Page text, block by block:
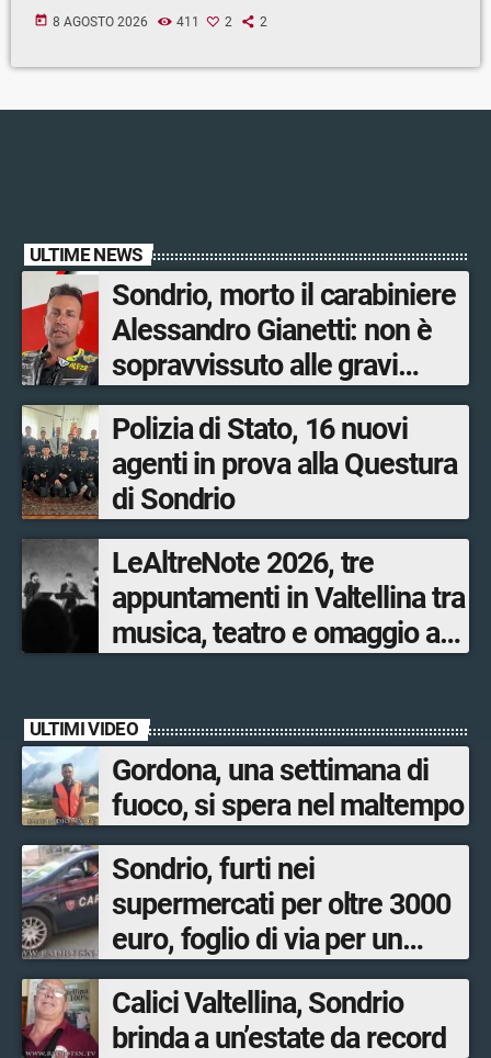
today 8 AGOSTO 2026 411 2 2
ULTIME NEWS
Sondrio, morto il carabiniere
Alessandro Gianetti: non è
sopravvissuto alle gravi
ustioni
Polizia di Stato, 16 nuovi
agenti in prova alla Questura
di Sondrio
LeAltreNote 2026, tre
appuntamenti in Valtellina tra
musica, teatro e omaggio a
ULTIMI VIDEO
Gordona, una settimana di
fuoco, si spera nel maltempo
Sondrio, furti nei
supermercati per oltre 3000
euro, foglio di via per un
ventinovenne
Calici Valtellina, Sondrio
brinda a un’estate da record